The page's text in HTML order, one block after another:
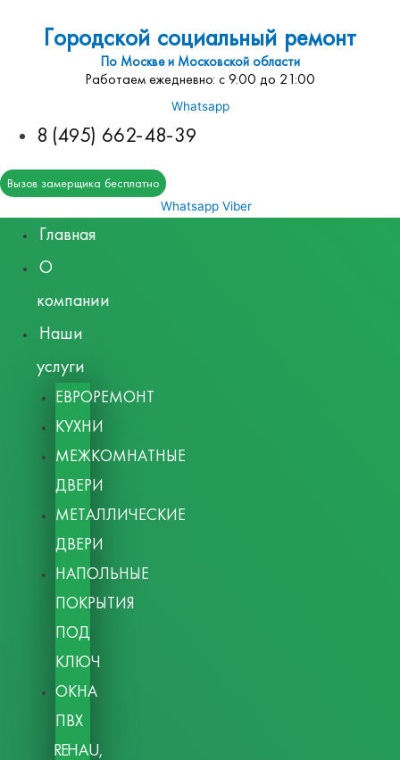
Городской социальный ремонт
По Москве и Московской области
Работаем ежедневно: с 9:00 до 21:00
Whatsapp
8 (495) 662-48-39
Вызов замерщика бесплатно
Whatsapp Viber
Главная
О
компании
Наши
услуги
ЕВРОРЕМОНТ
КУХНИ
МЕЖКОМНАТНЫЕ
ДВЕРИ
МЕТАЛЛИЧЕСКИЕ
ДВЕРИ
НАПОЛЬНЫЕ
ПОКРЫТИЯ
ПОД
КЛЮЧ
ОКНА
ПВХ
REHAU,